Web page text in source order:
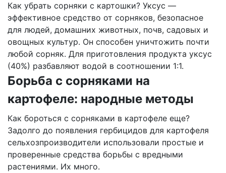
Как убрать сорняки с картошки? Уксус —
эффективное средство от сорняков, безопасное
для людей, домашних животных, почв, садовых и
овощных культур. Он способен уничтожить почти
любой сорняк. Для приготовления продукта уксус
(40%) разбавляют водой в соотношении 1:1.
Борьба с сорняками на
картофеле: народные методы
Как бороться с сорняками в картофеле еще?
Задолго до появления гербицидов для картофеля
сельхозпроизводители использовали простые и
проверенные средства борьбы с вредными
растениями. Их много.